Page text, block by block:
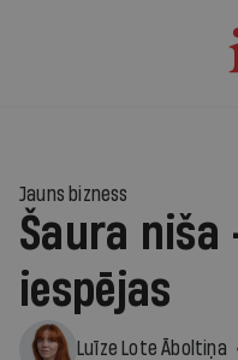
Jauns bizness
Šaura niša
iespējas
Luīze Lote Āboltiņa